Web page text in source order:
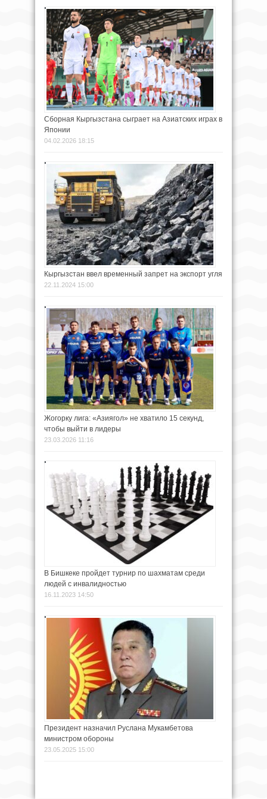
Сборная Кыргызстана сыграет на Азиатских играх в
Японии
04.02.2026 18:15
Кыргызстан ввел временный запрет на экспорт угля
22.11.2024 15:00
Жогорку лига: «Азиягол» не хватило 15 секунд,
чтобы выйти в лидеры
23.03.2026 11:16
В Бишкеке пройдет турнир по шахматам среди
людей с инвалидностью
16.11.2023 14:50
Президент назначил Руслана Мукамбетова
министром обороны
23.05.2025 15:00